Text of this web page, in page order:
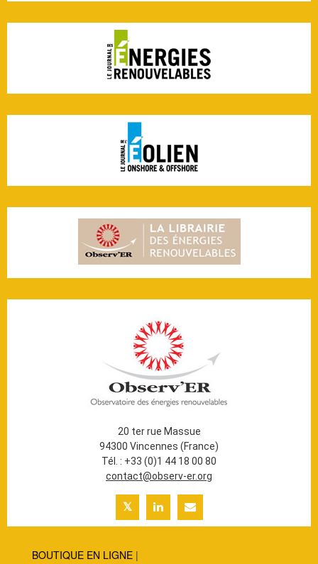
20 ter rue Massue
94300 Vincennes (France)
Tél. : +33 (0)1 44 18 00 80
contact@observ-er.org
BOUTIQUE EN LIGNE